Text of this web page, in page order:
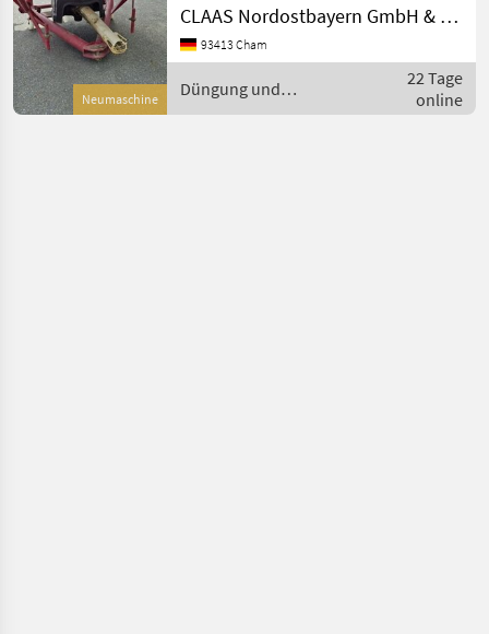
Neumaschine
Baujahr unbekannt. - 600
Liter; Inkl. Gelenkwelle; -
Preis: 390 EURO netto -
CLAAS Nordostbayern GmbH & Co. KG, Cham
93413 Cham
Düngung und
Beregnung / Vicon
22 Tage
online